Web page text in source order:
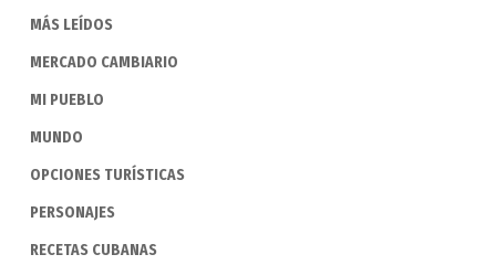
MÁS LEÍDOS
MERCADO CAMBIARIO
MI PUEBLO
MUNDO
OPCIONES TURÍSTICAS
PERSONAJES
RECETAS CUBANAS